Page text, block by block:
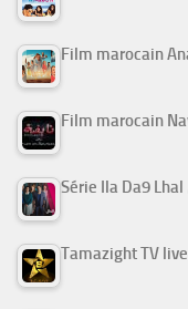
Tamazight TV